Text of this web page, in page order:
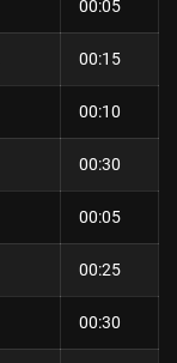
00:05
00:15
00:10
00:30
00:05
00:25
00:30